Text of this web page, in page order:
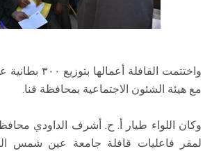
واختتمت القافلة
مع هيئة الشئون الاجتماعية بمحافظة قنا.
وكان اللواء طيار أ. ح. أشرف الداودي
لمقر فاعليات قافلة جامعة عين شمس